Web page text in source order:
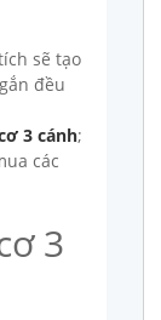
sẽ tạo
đều
3 cánh;
các
3